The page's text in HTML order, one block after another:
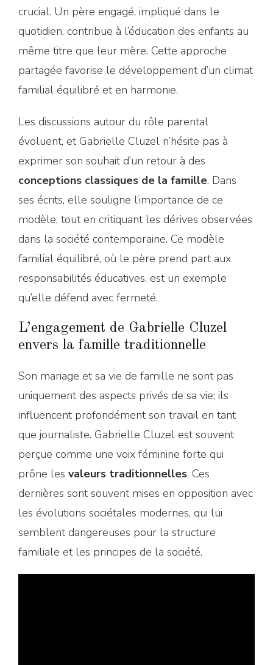
crucial. Un père engagé, impliqué dans le
quotidien, contribue à l’éducation des enfants au
même titre que leur mère. Cette approche
partagée favorise le développement d’un climat
familial équilibré et en harmonie.
Les discussions autour du rôle parental
évoluent, et Gabrielle Cluzel n’hésite pas à
exprimer son souhait d’un retour à des
conceptions classiques de la famille. Dans
ses écrits, elle souligne l’importance de ce
modèle, tout en critiquant les dérives observées
dans la société contemporaine. Ce modèle
familial équilibré, où le père prend part aux
responsabilités éducatives, est un exemple
qu’elle défend avec fermeté.
L’engagement de Gabrielle Cluzel
envers la famille traditionnelle
Son mariage et sa vie de famille ne sont pas
uniquement des aspects privés de sa vie; ils
influencent profondément son travail en tant
que journaliste. Gabrielle Cluzel est souvent
perçue comme une voix féminine forte qui
prône les valeurs traditionnelles. Ces
dernières sont souvent mises en opposition avec
les évolutions sociétales modernes, qui lui
semblent dangereuses pour la structure
familiale et les principes de la société.